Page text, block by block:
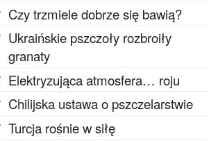
Czy trzmiele dobrze się bawią?
Ukraińskie pszczoły rozbroiły
granaty
Elektryzująca atmosfera… roju
Chilijska ustawa o pszczelarstwie
Turcja rośnie w siłę